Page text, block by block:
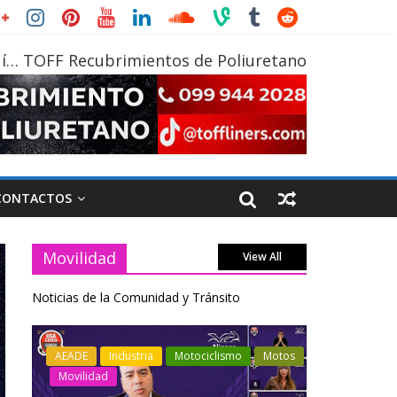
TOFF Recubrimientos de Poliuretano
Movilidad View All
Noticias de la Comunidad y Tránsito
Industria Movilidad
Transporte
Varios